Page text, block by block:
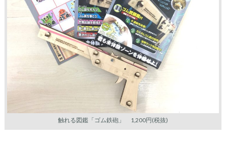
触れる図鑑「ゴム鉄砲」 1,200円(税抜)